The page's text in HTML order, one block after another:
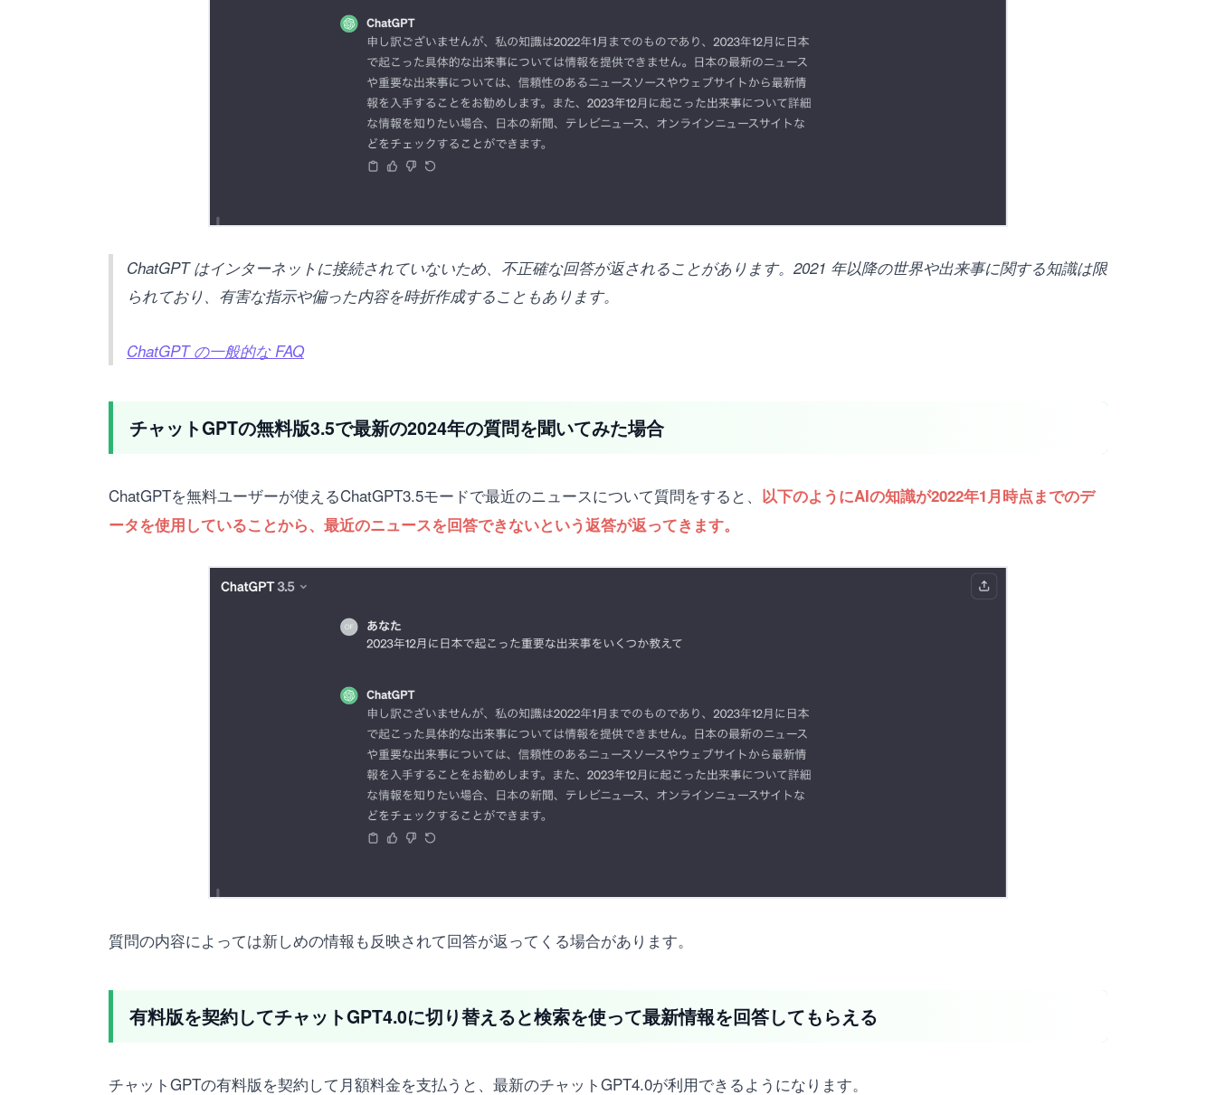
ChatGPT はインターネットに接続されていないため、不正確な回答が返されることがあります。2021 年以降の世界や出来事に関する知識は限
られており、有害な指示や偏った内容を時折作成することもあります。
ChatGPT の一般的な FAQ
チャットGPTの無料版3.5で最新の2024年の質問を聞いてみた場合
ChatGPTを無料ユーザーが使えるChatGPT3.5モードで最近のニュースについて質問をすると、 以下のようにAIの知識が2022年1月時点までのデ
ータを使用していることから、最近のニュースを回答できないという返答が返ってきます。
質問の内容によっては新しめの情報も反映されて回答が返ってくる場合があります。
有料版を契約してチャットGPT4.0に切り替えると検索を使って最新情報を回答してもらえる
チャットGPTの有料版を契約して月額料金を支払うと、最新のチャットGPT4.0が利用できるようになります。